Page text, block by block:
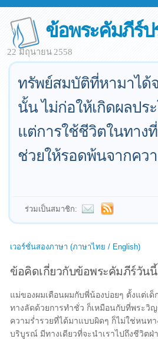
ข้อพระคัมภีร์
22 มิถุนายน 2558
ทรัพย์สมบัติที่หามาได้
นั้น ไม่ก่อให้เกิดผลปร
แต่การใช้ชีวิตในทาง
ช่วยให้รอดพ้นจากคว
ร่วมเป็นสมาชิก:
เวอร์ชั่นสองภาษา (ภาษาไทย / English)
ข้อคิดเกี่ยวกับข้อพระคัมภีร์วันนี้
แม่ของผมเตือนผมกับพี่น้องบ่อยๆ ตั้งแต่เ
ทางลัดด้วยการทำชั่ว ก็เหมือนกับที่พระวิ
ความร่ำรวยที่ได้มาแบบผิดๆ ก็ไม่ใช่หนท
บริบูรณ์ มีทางเดียวที่จะนำเราไปถึงชีวิต